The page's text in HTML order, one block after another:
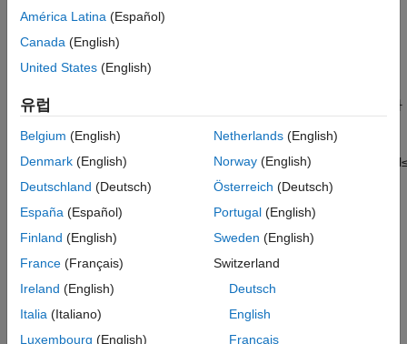
(정의는
제약 조건 작성하기
x 의 일부 성분이 정수 값을 가져야 한다는 제한
b,
이 주어질 때, 다음 문제의 해가
minxfT xsubject to are integers or extended integers bl
HiGHS MILP 알고리즘
알고리즘 개요
América Latina (Español)
Canada (English)
United States (English)
유럽
Belgium (English)
Denmark (English)
Deutschland (Deutsch)
España (Español)
Finland (English)
France (Français)
Ireland (English)
Italia (Italiano)
Luxembourg (English)
Netherlands(English)
Norway(English)
Österreich (Deutsch)
Portugal(English)
Sweden (English)
Switzerland
Deutsch
English
Français